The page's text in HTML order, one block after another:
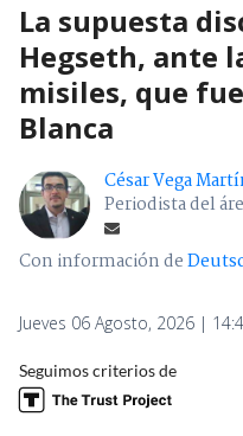
La supuesta
Hegseth, ante
misiles, que
Blanca
César Vega
Periodista del
Con información de
Jueves 06 Agosto, 2026 |
Seguimos criterios de